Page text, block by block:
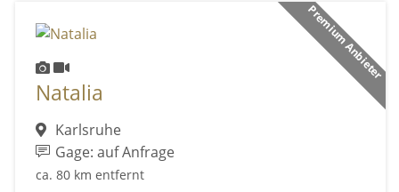
Premium Anbieter
Natalia
Karlsruhe
Gage: auf Anfrage
ca. 80 km entfernt